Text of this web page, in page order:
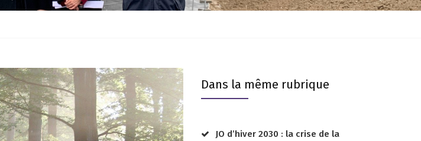
Dans la même rubrique
JO d’hiver 2030 : la crise de la